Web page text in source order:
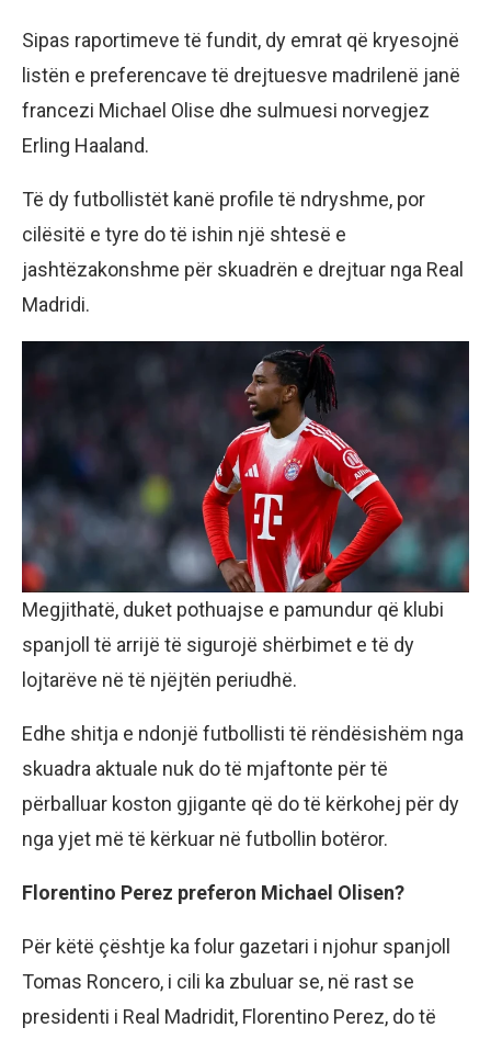
Sipas raportimeve të fundit, dy emrat që kryesojnë
listën e preferencave të drejtuesve madrilenë janë
francezi Michael Olise dhe sulmuesi norvegjez
Erling Haaland.
Të dy futbollistët kanë profile të ndryshme, por
cilësitë e tyre do të ishin një shtesë e
jashtëzakonshme për skuadrën e drejtuar nga Real
Madridi.
Megjithatë, duket pothuajse e pamundur që klubi
spanjoll të arrijë të sigurojë shërbimet e të dy
lojtarëve në të njëjtën periudhë.
Edhe shitja e ndonjë futbollisti të rëndësishëm nga
skuadra aktuale nuk do të mjaftonte për të
përballuar koston gjigante që do të kërkohej për dy
nga yjet më të kërkuar në futbollin botëror.
Florentino Perez preferon Michael Olisen?
Për këtë çështje ka folur gazetari i njohur spanjoll
Tomas Roncero, i cili ka zbuluar se, në rast se
presidenti i Real Madridit, Florentino Perez, do të